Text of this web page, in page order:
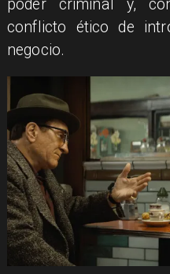
poder criminal y,
conflicto ético de
negocio.